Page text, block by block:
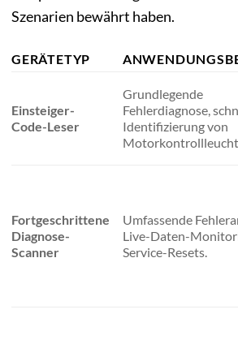
Szenarien bewährt haben.
GERÄTETYP
Einsteiger-
Code-Leser
Grundlegende
Fehlerdiagnose,
Identifizierung von
Fortgeschrittene
Diagnose-
Scanner
Umfassende
Live-Daten-
Service-Resets.